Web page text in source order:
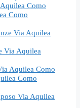
Como
Como
Via Aquilea
Via Aquilea
Aquilea Como
Como
Via Aquilea